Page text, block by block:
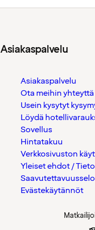
Asiakaspalvelu
Asiakaspalvelu
Ota meihin yhteyttä
Usein kysytyt
Löydä
Sovellus
Hintatakuu
Verkkosivuston
Yleiset ehdot /
Evästekäytännöt